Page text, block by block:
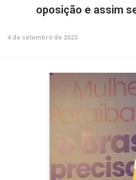
oposição e assim
4 de setembro de 2023